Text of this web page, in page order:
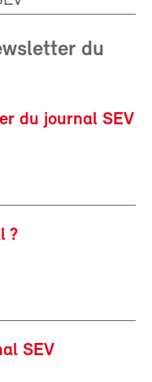
du
du journal SEV
?
SEV